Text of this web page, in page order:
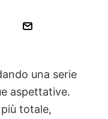
una serie
aspettative.
totale,